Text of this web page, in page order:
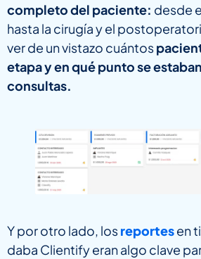
completo del paciente: desde
hasta la cirugía y el
ver de un vistazo cuántos
etapa y en qué punto se
consultas.
Y por otro lado, losreportesen
daba Clientify eran algo clave